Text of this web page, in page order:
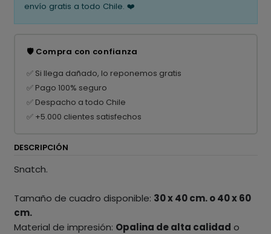
envío gratis a todo Chile. ❤️
🛡️ Compra con confianza
✅ Si llega dañado, lo reponemos gratis
✅ Pago 100% seguro
✅ Despacho a todo Chile
✅ +5.000 clientes satisfechos
DESCRIPCIÓN
Snatch.
Tamaño de cuadro disponible: 30 x 40 cm. o 40 x 60
cm.
Material de impresión: Opalina de alta calidad o